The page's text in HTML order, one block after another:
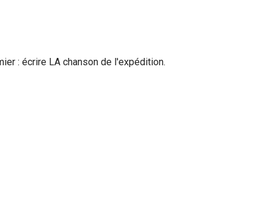
: écrire LA chanson de l'expédition.